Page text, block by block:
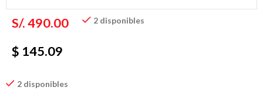
S/.490.00
$ 145.09
2 disponibles
2 disponibles